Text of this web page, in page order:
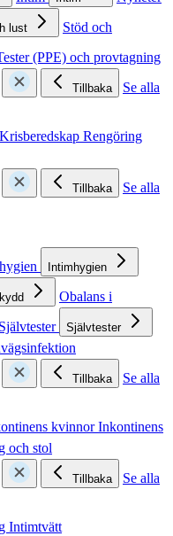
lust
Stöd och
(PPE) och provtagning
Tillbaka
Se alla
Krisberedskap Rengöring
Tillbaka
Se alla
Intimhygien
Obalans i
Självtester Självtester
Tillbaka
Se alla
kvinnorInkontinens
och stol
Tillbaka
Se alla
Intimtvätt